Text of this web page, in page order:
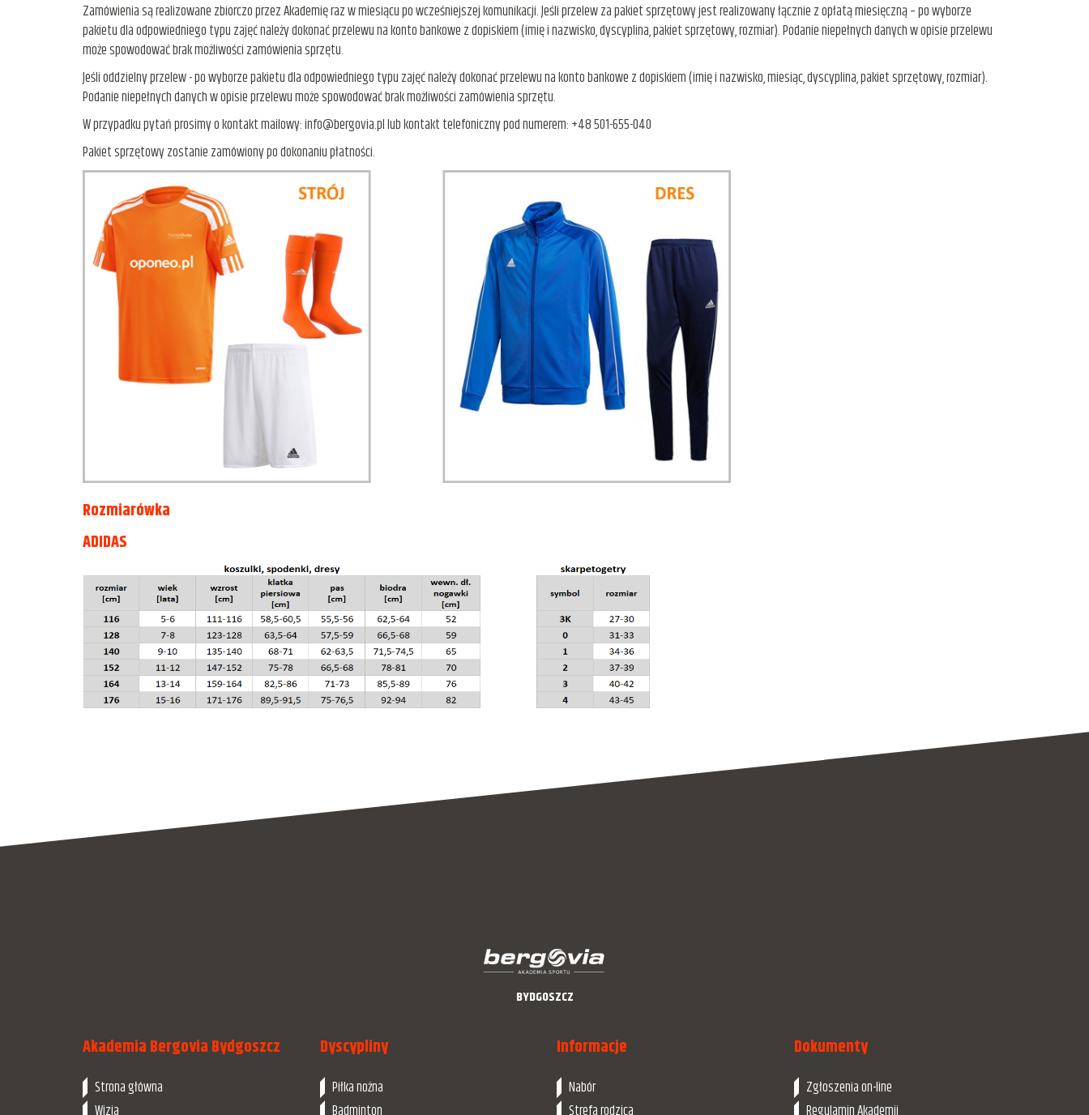
Zamówienia są realizowane zbiorczo przez Akademię raz w miesiącu po wcześniejszej komunikacji. Jeśli przelew za pakiet sprzętowy jest realizowany łącznie z opłatą miesięczną – po wyborze
pakietu dla odpowiedniego typu zajęć należy dokonać przelewu na konto bankowe z dopiskiem (imię i nazwisko, dyscyplina, pakiet sprzętowy, rozmiar). Podanie niepełnych danych w opisie przelewu
może spowodować brak możliwości zamówienia sprzętu.
Jeśli oddzielny przelew - po wyborze pakietu dla odpowiedniego typu zajęć należy dokonać przelewu na konto bankowe z dopiskiem (imię i nazwisko, miesiąc, dyscyplina, pakiet sprzętowy, rozmiar).
Podanie niepełnych danych w opisie przelewu może spowodować brak możliwości zamówienia sprzętu.
W przypadku pytań prosimy o kontakt mailowy: info@bergovia.pl lub kontakt telefoniczny pod numerem: +48 501-655-040
Pakiet sprzętowy zostanie zamówiony po dokonaniu płatności.
Rozmiarówka
ADIDAS
BYDGOSZCZ
Akademia Bergovia Bydgoszcz
Strona główna
Dyscypliny
Piłka nożna
Informacje
Nabór
Dokumenty
Zgłoszenia on-line